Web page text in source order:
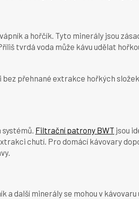
a hořčík. Tyto minerály jsou
tvrdá voda může kávu udělat
přehnané extrakce hořkých
Filtrační patrony BWT jsou
chutí. Pro domácí kávovary
další minerály se mohou v